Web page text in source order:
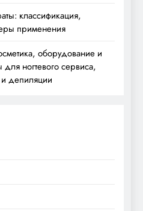
классификация,
применения
оборудование и
ногтевого сервиса,
депиляции